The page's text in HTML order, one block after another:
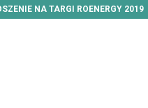
NA TARGI ROENERGY 2019